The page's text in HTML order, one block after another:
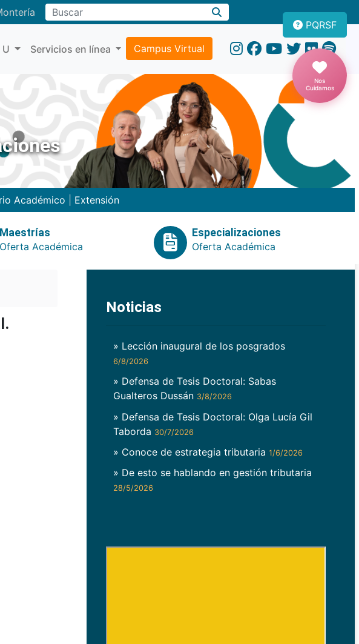
Buscar
Servicios en línea Campus Virtual
PQRSF
Nos
Cuidamos
Académico Extensión
Maestrías
Oferta Académica
Especializaciones
Oferta Académica
Noticias
» Lección inaugural de los posgrados
6/8/2026
» Defensa de Tesis Doctoral: Sabas
Gualteros Dussán 3/8/2026
» Defensa de Tesis Doctoral: Olga Lucía Gil
Taborda 30/7/2026
» Conoce de estrategia tributaria 1/6/2026
» De esto se hablando en gestión tributaria
28/5/2026